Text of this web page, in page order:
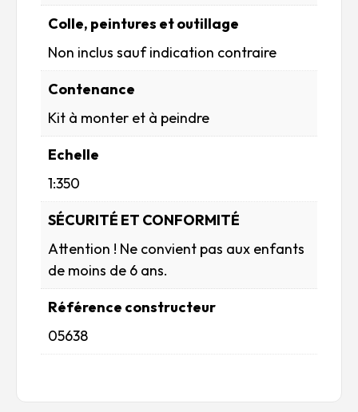
Colle, peintures et outillage
Non inclus sauf indication contraire
Contenance
Kit à monter et à peindre
Echelle
1:350
SÉCURITÉ ET CONFORMITÉ
Attention ! Ne convient pas aux enfants
de moins de 6 ans.
Référence constructeur
05638